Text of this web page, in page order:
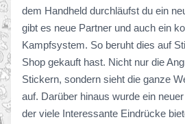
dem Handheld durchläufst du ein
gibt es neue Partner und auch ein
Kampfsystem. So beruht dies auf
Shop gekauft hast. Nicht nur die
Stickern, sondern sieht die ganze
auf. Darüber hinaus wurde ein
der viele Interessante Eindrücke